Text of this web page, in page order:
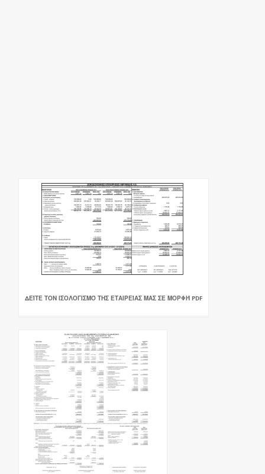
ΔΕΊΤΕ ΤΟΝ ΙΣΟΛΟΓΙΣΜΌ ΤΗΣ ΕΤΑΙΡΕΊΑΣ ΜΑΣ ΣΕ ΜΟΡΦΉ PDF